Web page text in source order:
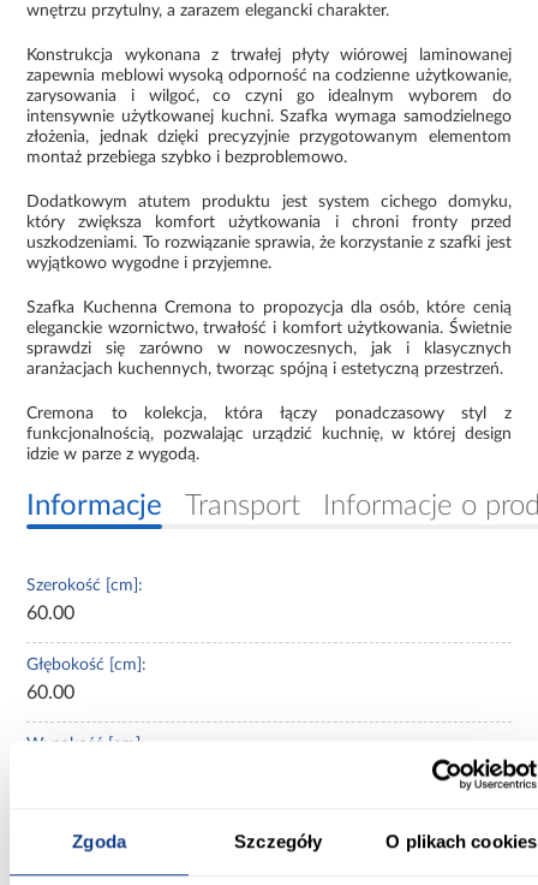
Zgoda Szczegóły O plikach cookies
wnętrzu przytulny, a zarazem elegancki charakter.
Konstrukcja wykonana z trwałej płyty wiórowej laminowanej
zapewnia meblowi wysoką odporność na codzienne użytkowanie,
zarysowania i wilgoć, co czyni go idealnym wyborem do
intensywnie użytkowanej kuchni. Szafka wymaga samodzielnego
złożenia, jednak dzięki precyzyjnie przygotowanym elementom
montaż przebiega szybko i bezproblemowo.
Dodatkowym atutem produktu jest system cichego domyku,
który zwiększa komfort użytkowania i chroni fronty przed
uszkodzeniami. To rozwiązanie sprawia, że korzystanie z szafki jest
wyjątkowo wygodne i przyjemne.
Szafka Kuchenna Cremona to propozycja dla osób, które cenią
eleganckie wzornictwo, trwałość i komfort użytkowania. Świetnie
sprawdzi się zarówno w nowoczesnych, jak i klasycznych
aranżacjach kuchennych, tworząc spójną i estetyczną przestrzeń.
Cremona to kolekcja, która łączy ponadczasowy styl z
funkcjonalnością, pozwalając urządzić kuchnię, w której design
idzie w parze z wygodą.
Informacje Transport Informacje o
Szerokość [cm]:
60.00
Głębokość [cm]:
60.00
Wysokość [cm]:
Cremona